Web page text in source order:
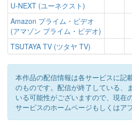
U-NEXT (ユーネクスト)
Amazon プライム・ビデオ
(アマゾン プライム・ビデオ)
TSUTAYA TV (ツタヤ TV)
本作品の配信情報は各サービスに記
のものです。配信が終了している、
いる可能性がございますので、現在
サービスのホームページもしくはア